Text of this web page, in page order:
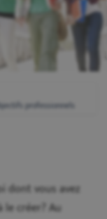
professionnels
dont vous avez
créer? Au